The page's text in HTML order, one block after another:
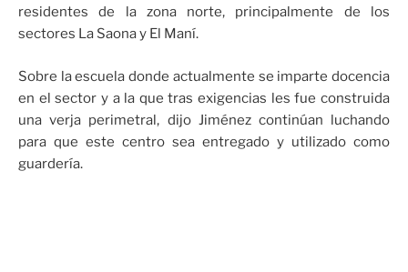
residentes de la zona norte, principalmente de los
sectores La Saona y El Maní.
Sobre la escuela donde actualmente se imparte docencia
en el sector y a la que tras exigencias les fue construida
una verja perimetral, dijo Jiménez continúan luchando
para que este centro sea entregado y utilizado como
guardería.